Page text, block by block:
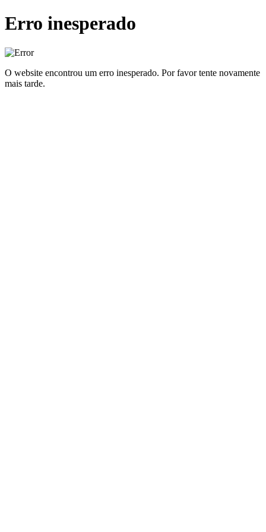
Erro inesperado
O website encontrou um erro inesperado. Por favor tente novamente
mais tarde.